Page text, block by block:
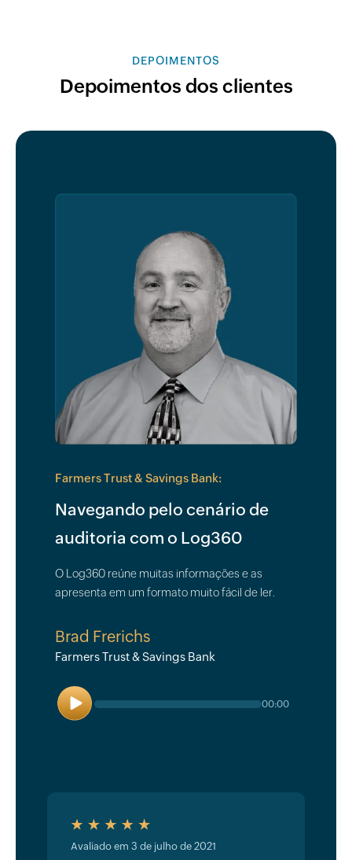
DEPOIMENTOS
Depoimentos dos clientes
Farmers Trust & Savings Bank:
Navegando pelo cenário de
auditoria com o Log360
O Log360 reúne muitas informações e as
apresenta em um formato muito fácil de ler.
Brad Frerichs
Farmers Trust & Savings Bank
Play 00:00
Avaliado em 3 de julho de 2021